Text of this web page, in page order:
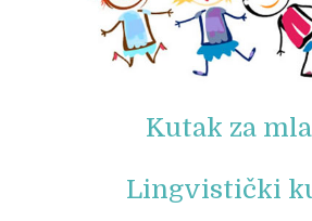
Kutak za
Lingvistički